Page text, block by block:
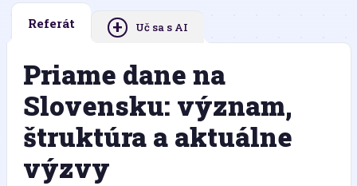
Referát + Uč sa s AI
Priame dane na
Slovensku: význam,
štruktúra a aktuálne
výzvy